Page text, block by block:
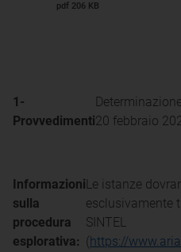
pdf 206 KB
1-
Provvedimenti20 febbraio
Informazioni
sulla
procedura
esplorativa:
Le istanze
esclusivamente
SINTEL
(https://